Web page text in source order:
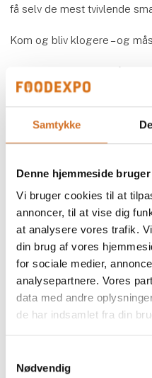
Samtykke
Denne hjemmeside
Vi bruger cookies til at
annoncer, til at vise dig
at analysere vores trafik.
din brug af vores
for sociale medier,
analysepartnere. Vores
data med andre
de har indsamlet fra din
Nødvendig
få selv de mest tvivlende
Kom og bliv klogere – og
Speakers
Head
Nina la
Lidl
Food &